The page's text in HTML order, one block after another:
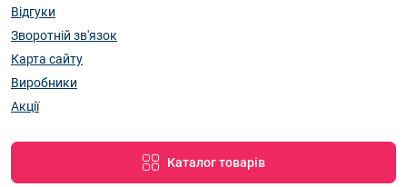
Відгуки
Зворотній зв'язок
Карта сайту
Виробники
Акції
Каталог товарів